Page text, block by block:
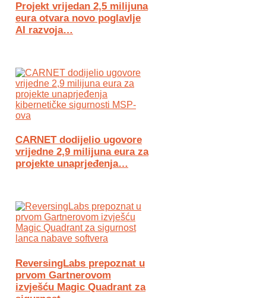
Projekt vrijedan 2,5 milijuna
eura otvara novo poglavlje
AI razvoja…
CARNET dodijelio ugovore
vrijedne 2,9 milijuna eura za
projekte unaprjeđenja…
ReversingLabs prepoznat u
prvom Gartnerovom
izvješću Magic Quadrant za